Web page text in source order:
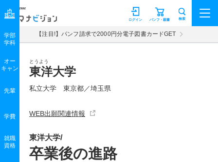
マナビジョン パンフ・願書
ログイン 検索
【注目!】パンフ請求で2000円分電子図書カードGET
とうよう
東洋大学
私立大学 東京都／埼玉県
WEB出願関連情報
学部
学科
オー
キャン
先輩
学費
就職
資格
東洋大学/
卒業後の進路